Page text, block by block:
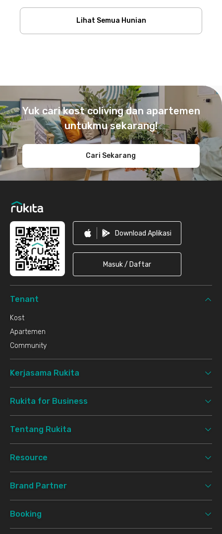
Lihat Semua Hunian
Yuk cari kost coliving dan apartemen
untukmu sekarang!
Cari Sekarang
Download Aplikasi
Masuk / Daftar
Tenant
Kost
Apartemen
Community
Kerjasama Rukita
Rukita for Business
Tentang Rukita
Resource
Brand Partner
Booking